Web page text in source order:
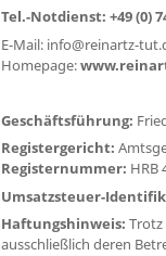
Tel.-Notdienst: +49 (0)
E-Mail: info@reinartz-
Homepage:
Geschäftsführung:
Registergericht:
Registernummer: HRB
Umsatzsteuer-
Haftungshinweis:
ausschließlich deren